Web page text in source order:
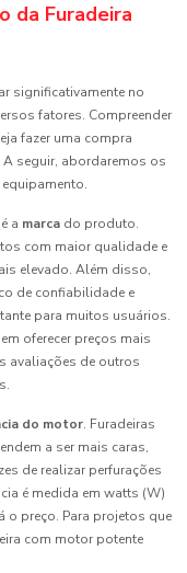
da Furadeira
significativamente no
fatores. Compreender
fazer uma compra
A seguir, abordaremos os
a marca do produto.
com maior qualidade e
elevado. Além disso,
de confiabilidade e
para muitos usuários.
oferecer preços mais
avaliações de outros
do motor. Furadeiras
a ser mais caras,
de realizar perfurações
é medida em watts (W)
o preço. Para projetos que
com motor potente